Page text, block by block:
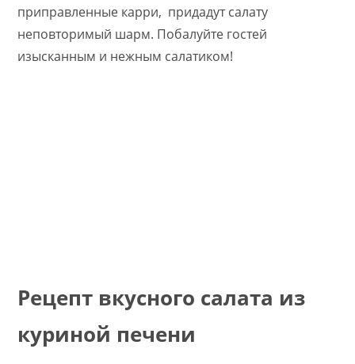
приправленные карри, придадут салату
неповторимый шарм. Побалуйте гостей
изысканным и нежным салатиком!
Рецепт вкусного салата из
куриной печени